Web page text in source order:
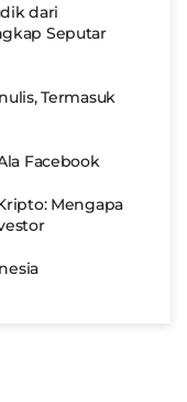
dari
Seputar
Termasuk
Facebook
Mengapa